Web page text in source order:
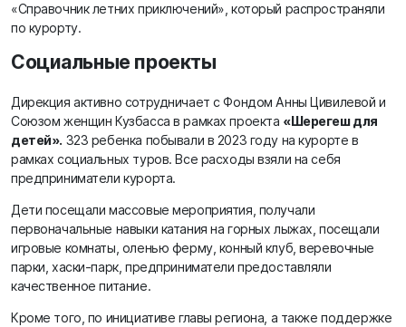
«Справочник летних приключений», который распространяли
по курорту.
Социальные проекты
Дирекция активно сотрудничает с Фондом Анны Цивилевой и
Союзом женщин Кузбасса в рамках проекта «Шерегеш для
детей». 323 ребенка побывали в 2023 году на курорте в
рамках социальных туров. Все расходы взяли на себя
предприниматели курорта.
Дети посещали массовые мероприятия, получали
первоначальные навыки катания на горных лыжах, посещали
игровые комнаты, оленью ферму, конный клуб, веревочные
парки, хаски-парк, предприниматели предоставляли
качественное питание.
Кроме того, по инициативе главы региона, а также поддержке